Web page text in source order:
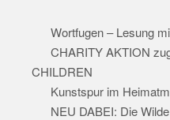
Wortfugen – Lesung
CHARITY AKTION
CHILDREN
Kunstspur im
NEU DABEI: Die